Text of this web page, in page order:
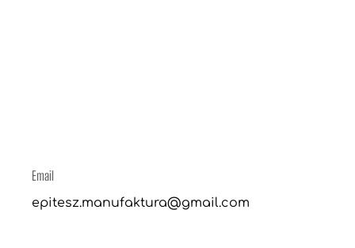
Email
epitesz.manufaktura@gmail.com